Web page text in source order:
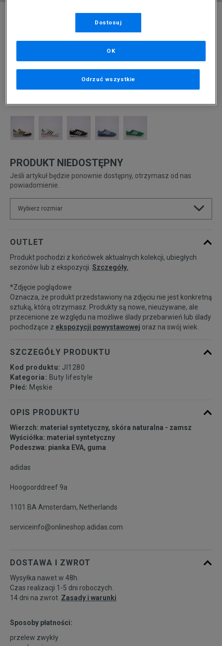
Produkt pochodzi z końcówek aktualnych kolekcji, ubiegłych
sezonów lub z ekspozycji.Szczegóły.
PRODUKT NIEDOSTĘPNY
Jeśli artykuł będzie ponownie dostępny, otrzymasz od nas
powiadomienie.
Wybierz rozmiar
41 1/3 26 cm Powiadom o dostępności
42 26,5 cm
42 2/3 27 cm Powiadom o dostępności
43 1/3
44 28 cm
45 1/3 29 cm Powiadom o dostępności
46 2/3 30 cm
OUTLET
Produkt pochodzi z końcówek aktualnych kolekcji, ubiegłych
sezonów lub z ekspozycji. Szczegóły.
*Zdjęcie poglądowe
Oznacza, że produkt przedstawiony na zdjęciu nie jest konkretną
sztuką, którą otrzymasz. Produkty są nowe, nieużywane, ale
przecenione ze względu na możliwe ślady przebarwień lub ślady
pochodzące z ekspozycji powystawowej oraz na swój wiek.
SZCZEGÓŁY PRODUKTU
Kod produktu: JI1280
Kategoria: Buty lifestyle
Płeć: Męskie
OPIS PRODUKTU
Wierzch: materiał syntetyczny, skóra naturalna - zamsz
Wyściółka: materiał syntetyczny
Podeszwa: pianka EVA, guma
adidas
Hoogoorddreef 9a
1101 BA Amsterdam, Netherlands
serviceinfo@onlineshop.adidas.com
DOSTAWA I ZWROT
Wysyłka nawet w 48h.
Czas realizacji 1-5 dni roboczych.
14 dni na zwrot. Zasady i warunki
Sposoby płatności:
przelew zwykły
Dostosuj
Odrzuć wszystkie
OK